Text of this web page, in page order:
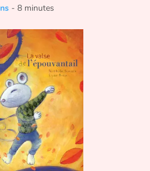
poésie
- 8 minutes